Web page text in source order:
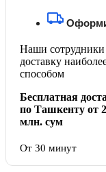
Наши сотрудники
доставку
способом
Бесплатная
по Ташкенту от 2
млн. сум
От 30 минут